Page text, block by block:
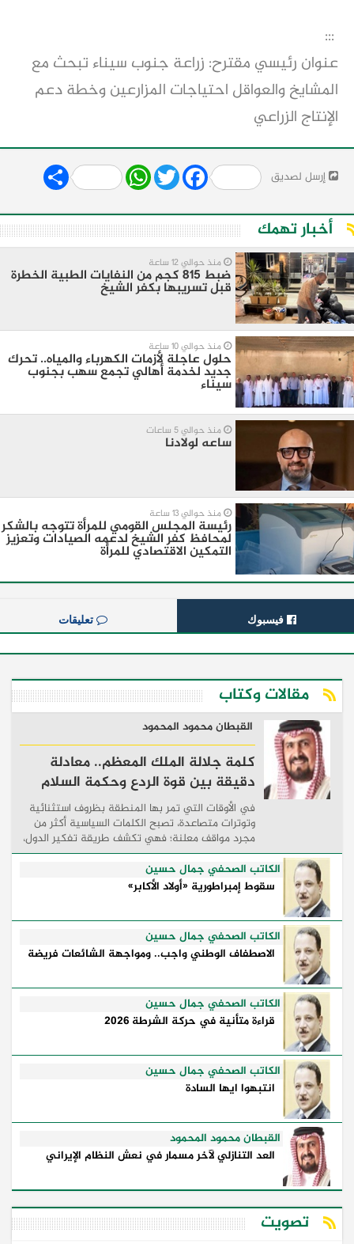
:::
عنوان رئيسي مقترح: زراعة جنوب سيناء تبحث مع
المشايخ والعواقل احتياجات المزارعين وخطة دعم
الإنتاج الزراعي
إرسل لصديق Share WhatsApp
Twitter Facebook
أخبار تهمك
منذ حوالي 12 ساعة
ضبط 815 كجم من النفايات الطبية الخطرة
قبل تسريبها بكفر الشيخ
منذ حوالي 10 ساعة
حلول عاجلة لأزمات الكهرباء والمياه.. تحرك
جديد لخدمة أهالي تجمع سهب بجنوب
سيناء
منذ حوالي 5 ساعات
ساعه لولادنا
منذ حوالي 13 ساعة
رئيسة المجلس القومي للمرأة تتوجه بالشكر
لمحافظ كفر الشيخ لدعمه الصيادات وتعزيز
التمكين الاقتصادي للمرأة
فيسبوك تعليقات
مقالات وكتاب
القبطان محمود المحمود
كلمة جلالة الملك المعظم.. معادلة
دقيقة بين قوة الردع وحكمة السلام
في الأوقات التي تمر بها المنطقة بظروف استثنائية
وتوترات متصاعدة، تصبح الكلمات السياسية أكثر من
مجرد مواقف معلنة؛ فهي تكشف طريقة تفكير الدول،
وكيفية إدارتها للأزمات، والحدود التي تفصل بين القوة
...
الكاتب الصحفي جمال حسين
سقوط إمبراطورية «أولاد الأكابر»
الكاتب الصحفي جمال حسين
الاصطفاف الوطني واجب.. ومواجهة الشائعات فريضة
الكاتب الصحفي جمال حسين
قراءة متأنية في حركة الشرطة 2026
الكاتب الصحفي جمال حسين
انتبهوا ايها السادة
القبطان محمود المحمود
العد التنازلي لآخر مسمار في نعش النظام الإيراني
تصويت